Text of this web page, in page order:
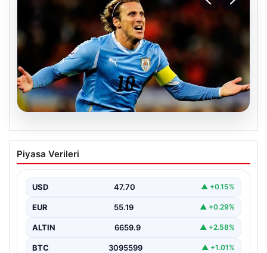
Diego Forlan Uruguay Milli Takımı’nın
yeni teknik direktörü oldu
Piyasa Verileri
USD 47.70 ▲ +0.15%
EUR 55.19 ▲ +0.29%
ALTIN 6659.9 ▲ +2.58%
BTC 3095599 ▲ +1.01%